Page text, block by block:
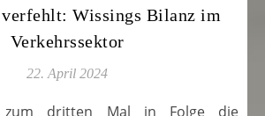
Wissings Bilanz im
Verkehrssektor
22. April 2024